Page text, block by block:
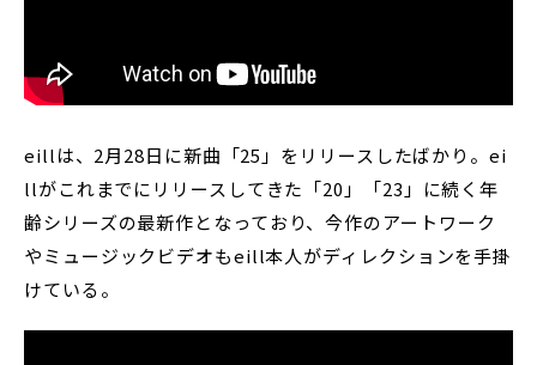
eillは、2月28日に新曲「25」をリリースしたばかり。ei
llがこれまでにリリースしてきた「20」「23」に続く年
齢シリーズの最新作となっており、今作のアートワーク
やミュージックビデオもeill本人がディレクションを手掛
けている。